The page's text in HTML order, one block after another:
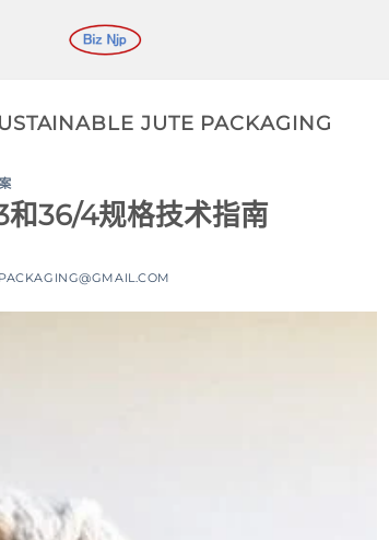
JUTE PACKAGING
36/4规格技术指南